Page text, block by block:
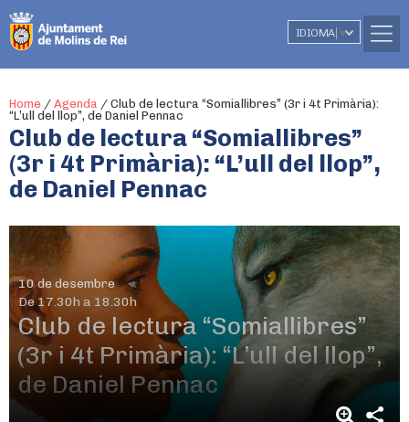
IDIOMA ▼
Home / Agenda / Club de lectura “Somiallibres” (3r i 4t Primària):
“L’ull del llop”, de Daniel Pennac
Club de lectura “Somiallibres”
(3r i 4t Primària): “L’ull del llop”,
de Daniel Pennac
10 de desembre
De 17.30h a 18.30h
Club de lectura “Somiallibres”
(3r i 4t Primària): “L’ull del llop”,
de Daniel Pennac